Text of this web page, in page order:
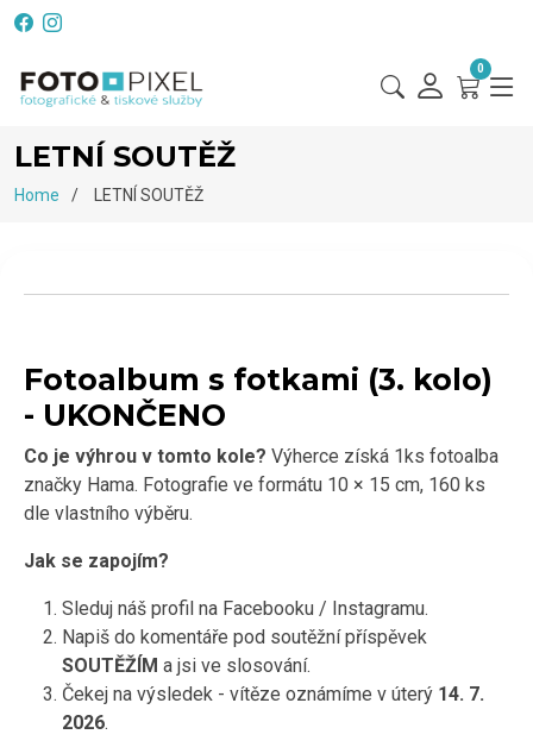
0
LETNÍ SOUTĚŽ
Home LETNÍ SOUTĚŽ
Fotoalbum s fotkami (3. kolo)
- UKONČENO
Co je výhrou v tomto kole? Výherce získá 1ks fotoalba
značky Hama. Fotografie ve formátu 10 × 15 cm, 160 ks
dle vlastního výběru.
Jak se zapojím?
Sleduj náš profil na Facebooku / Instagramu.
Napiš do komentáře pod soutěžní příspěvek
SOUTĚŽÍM a jsi ve slosování.
Čekej na výsledek - vítěze oznámíme v úterý 14. 7.
2026.